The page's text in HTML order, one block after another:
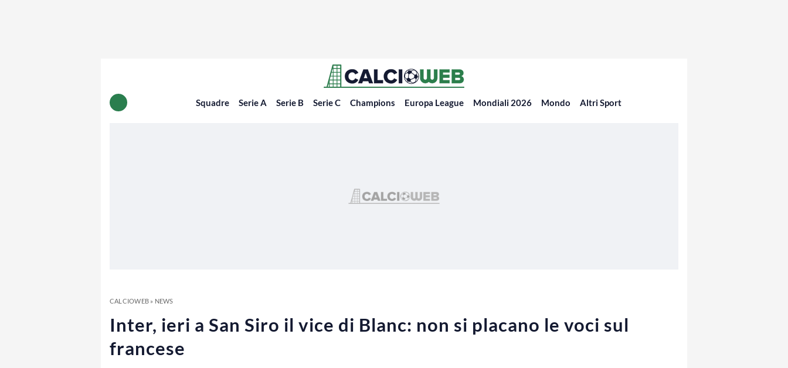
Squadre Serie A Serie B Serie C Champions Europa League Mondiali 2026 Mondo Altri Sport
CALCIOWEB» NEWS
Inter, ieri a San Siro il vice di Blanc: non si placano le voci sul
francese